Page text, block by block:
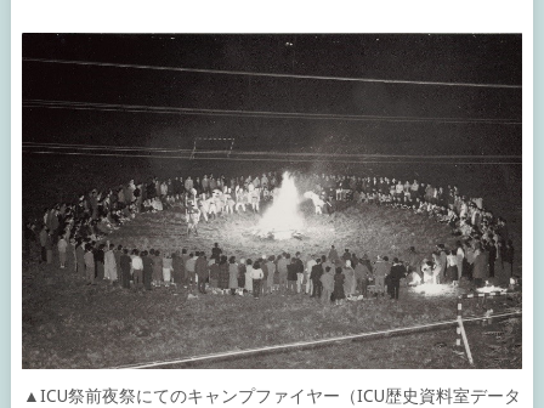
▲ICU祭前夜祭にてのキャンプファイヤー（ICU歴史資料室データ